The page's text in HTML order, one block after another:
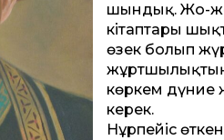
шындық. Жо-
кітаптары
өзек болып
көркем
керек.
Нұрпейіс